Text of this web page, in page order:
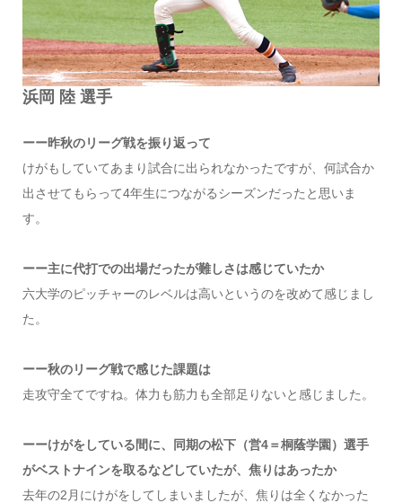
浜岡 陸 選手
ーー昨秋のリーグ戦を振り返って
けがもしていてあまり試合に出られなかったですが、何試合か
出させてもらって4年生につながるシーズンだったと思いま
す。
ーー主に代打での出場だったが難しさは感じていたか
六大学のピッチャーのレベルは高いというのを改めて感じまし
た。
ーー秋のリーグ戦で感じた課題は
走攻守全てですね。体力も筋力も全部足りないと感じました。
ーーけがをしている間に、同期の松下（営4＝桐蔭学園）選手
がベストナインを取るなどしていたが、焦りはあったか
去年の2月にけがをしてしまいましたが、焦りは全くなかった